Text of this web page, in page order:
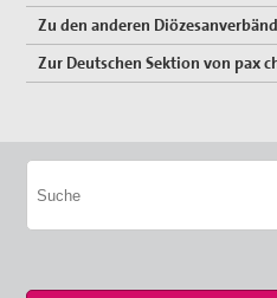
Bündnis "Schulfrei für die
Freiwilliger
Initiative "Farbe
Jugend für Frieden und
Kampagne "Unter 18 nie!"
Zu den anderen
Zur Deutschen Sektion von pax